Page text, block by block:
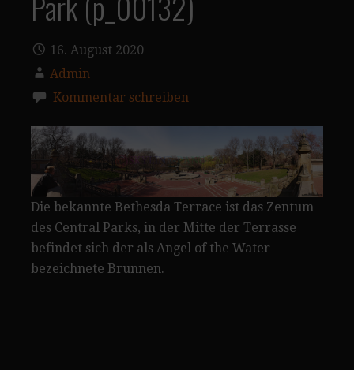
16. August 2020
Admin
Kommentar schreiben
Die bekannte Bethesda Terrace ist das Zentum
des Central Parks, in der Mitte der Terrasse
befindet sich der als Angel of the Water
bezeichnete Brunnen.